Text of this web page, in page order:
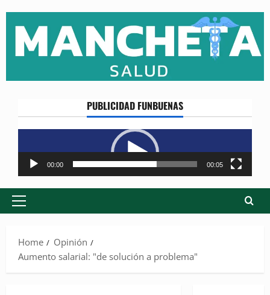
content
PUBLICIDAD FUNBUENAS
Reproductor
de
vídeo
00:00 00:05
Primary
Home
Opinión
Aumento salarial: "de solución a problema"